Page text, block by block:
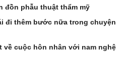
đồn phẫu thuật thẩm mỹ
đi thêm bước nữa trong chuyện
về cuộc hôn nhân với nam nghệ